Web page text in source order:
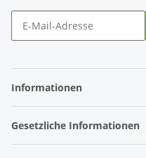
Informationen
Gesetzliche Informationen